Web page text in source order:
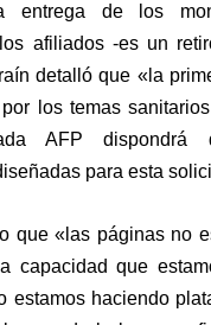
entrega de los
afiliados -es un
detalló que «la
los temas
AFP dispondrá
para esta
que «las páginas no
capacidad que
estamos haciendo